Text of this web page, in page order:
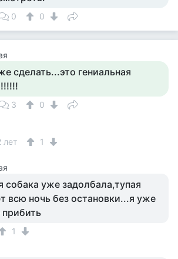
0 0
сделать...это гениальная
3
0
лет
1
собака уже задолбала,тупая
всю ночь без остановки...я уже
прибить
1